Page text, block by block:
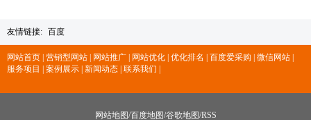
友情链接: 百度
网站首页 | 营销型网站 | 网站推广 | 网站优化 | 优化排名 | 百度爱采购 | 微信网站 |
服务项目 | 案例展示 | 新闻动态 | 联系我们 |
网站地图/百度地图/谷歌地图/RSS